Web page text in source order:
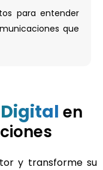
para entender
que
en
y transforme su